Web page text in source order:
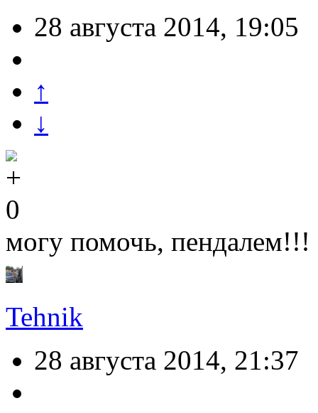
28 августа 2014, 19:05
↑
↓
0
могу помочь, пендалем!!!
Tehnik
28 августа 2014, 21:37